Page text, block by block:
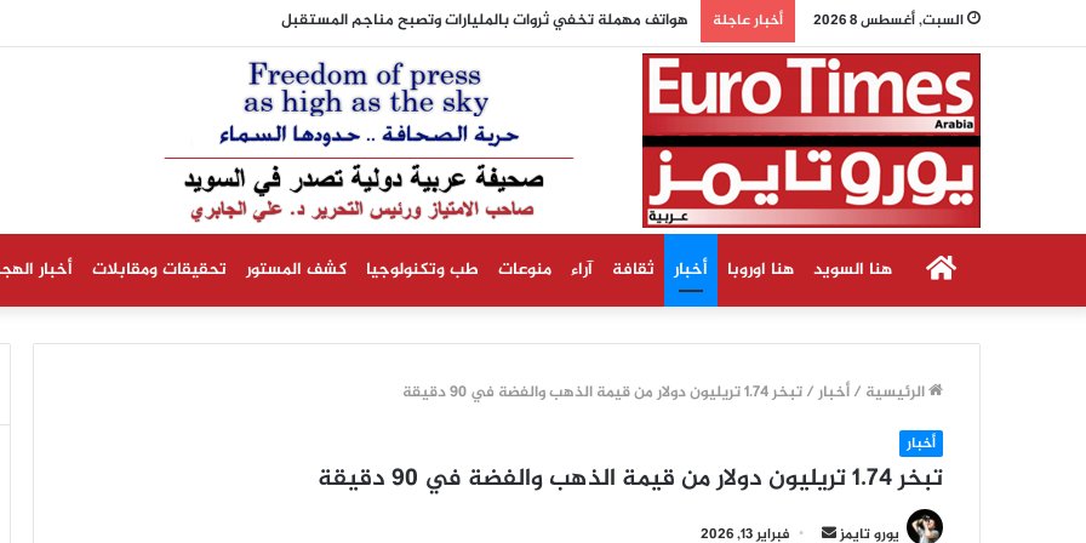
السبت, أغسطس 8 2026 أخبار عاجلة وزيرة الاقتصاد الألمانية تستبعد حدوث انخفاض في أسعار الكهرباء
الرئيسيةهنا السويد هنا اوروبا أخبار ثقافة آراء منوعات طب وتكنولوجيا كشف المستور تحقيقات ومقابلات أخبار
الرئيسية /أخبار/تبخر 1.74 تريليون دولار من قيمة الذهب والفضة في 90 دقيقة
أخبار
تبخر 1.74 تريليون دولار من قيمة الذهب والفضة في 90 دقيقة
يورو تايمز
أرسل فبراير 13, 2026